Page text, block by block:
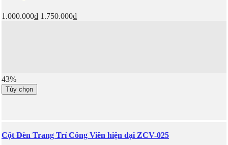
43%
Tùy chọn
1.000.000₫ 1.750.000₫
Cột Đèn Trang Trí Công Viên hiện đại ZCV-025